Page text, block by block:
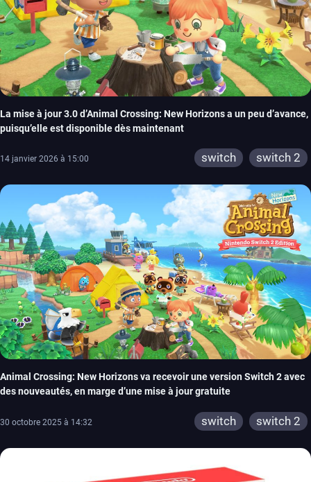
La mise à jour 3.0 d’Animal Crossing: New Horizons a un peu d’avance,
puisqu’elle est disponible dès maintenant
14 janvier 2026 à 15:00 switch switch 2
Animal Crossing: New Horizons va recevoir une version Switch 2 avec
des nouveautés, en marge d’une mise à jour gratuite
30 octobre 2025 à 14:32 switch switch 2